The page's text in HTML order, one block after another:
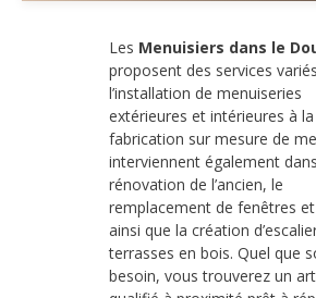
Les Menuisiers dans le
proposent des services
l’installation de menuiseries
extérieures et intérieures à la
fabrication sur mesure de
interviennent également
rénovation de l’ancien, le
remplacement de fenêtres
ainsi que la création
terrasses en bois. Quel que
besoin, vous trouverez un